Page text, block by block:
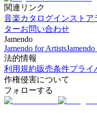
関連リンク
音楽カタログインストア
ターお問い合わせ
Jamendo
Jamendo for Artists
法的情報
利用規約販売条件プライ
作権侵害について
フォローする